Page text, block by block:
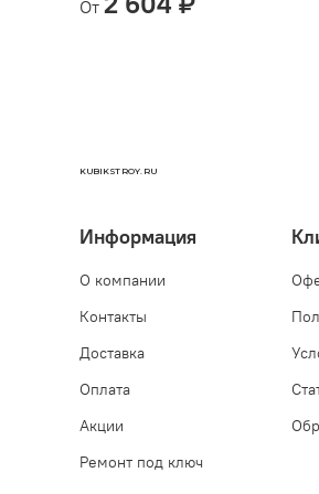
От
KUBIKSTROY.RU
Информация
О компании
Контакты
Доставка
Оплата
Акции
Ремонт под ключ